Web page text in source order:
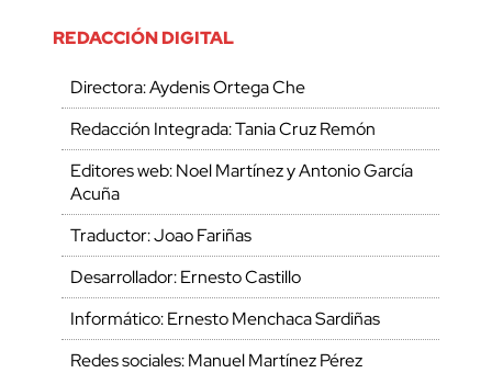
REDACCIÓN DIGITAL
Directora: Aydenis Ortega Che
Redacción Integrada: Tania Cruz Remón
Editores web: Noel Martínez y Antonio García
Acuña
Traductor: Joao Fariñas
Desarrollador: Ernesto Castillo
Informático: Ernesto Menchaca Sardiñas
Redes sociales: Manuel Martínez Pérez